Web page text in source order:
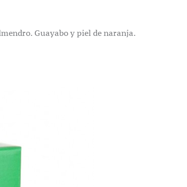
Guayabo y piel de naranja.